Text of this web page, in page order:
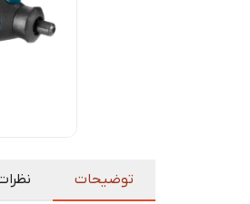
توضیحات